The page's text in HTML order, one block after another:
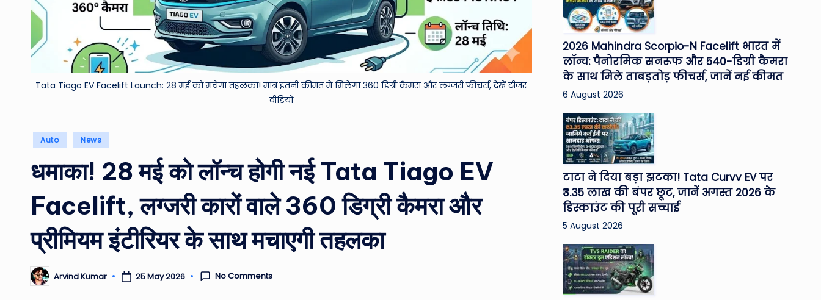
&
M
vi
e
w
Tata Tiago EV Facelift Launch: 28 मई को मचेगा तहलका! मात्र इतनी कीमत में मिलेगा 360 डिग्री कैमरा और लग्जरी फीचर्स, देखें टीजर
वीडियो
Posted
Auto News
धमाका! 28 मई को लॉन्च होगी नई Tata Tiago EV
Facelift, लग्जरी कारों वाले 360 डिग्री कैमरा और
प्रीमियम इंटीरियर के साथ मचाएगी तहलका
Posted
by
Arvind Kumar 25 May 2026 No Comments
2026 Mahindra Scorpio-N Facelift भारत में
लॉन्च: पैनोरमिक सनरूफ और 540-डिग्री कैमरा
के साथ मिले ताबड़तोड़ फीचर्स, जानें नई कीमत
6 August 2026
टाटा ने दिया बड़ा झटका! Tata Curvv EV पर
₹3.35 लाख की बंपर छूट, जानें अगस्त 2026 के
डिस्काउंट की पूरी सच्चाई
5 August 2026